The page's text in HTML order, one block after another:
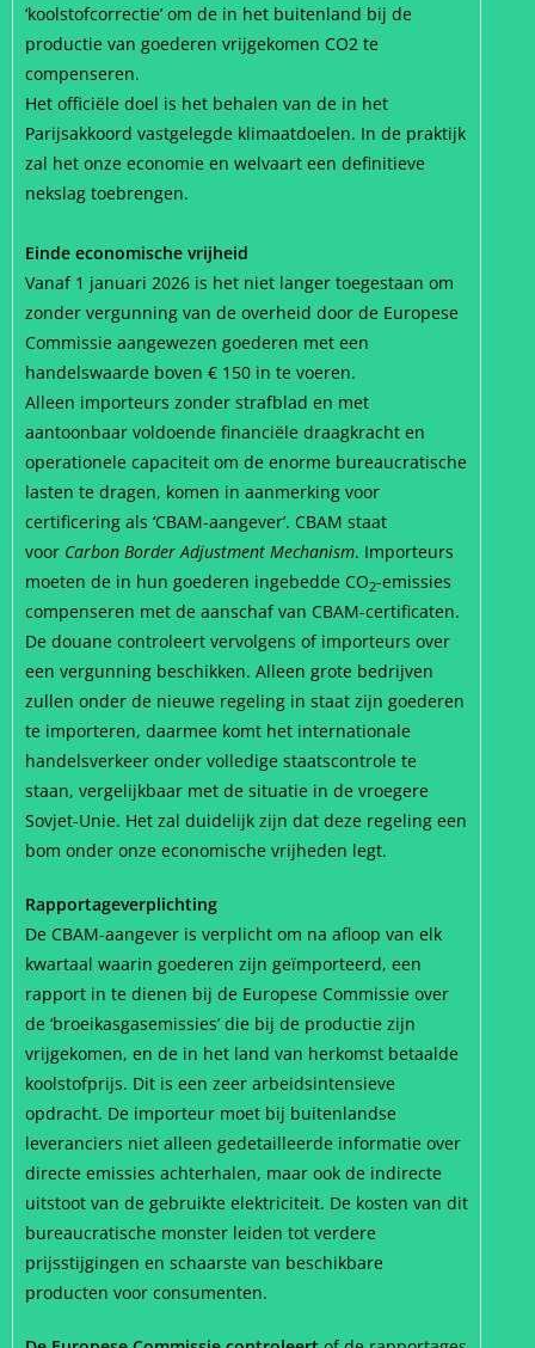
‘koolstofcorrectie’ om de in het buitenland bij de
productie van goederen vrijgekomen CO2 te
compenseren.
Het officiële doel is het behalen van de in het
Parijsakkoord vastgelegde klimaatdoelen. In de praktijk
zal het onze economie en welvaart een definitieve
nekslag toebrengen.
Einde economische vrijheid
Vanaf 1 januari 2026 is het niet langer toegestaan om
zonder vergunning van de overheid door de Europese
Commissie aangewezen goederen met een
handelswaarde boven € 150 in te voeren.
Alleen importeurs zonder strafblad en met
aantoonbaar voldoende financiële draagkracht en
operationele capaciteit om de enorme bureaucratische
lasten te dragen, komen in aanmerking voor
certificering als ‘CBAM-aangever’. CBAM staat
voor Carbon Border Adjustment Mechanism. Importeurs
moeten de in hun goederen ingebedde CO2-emissies
compenseren met de aanschaf van CBAM-certificaten.
De douane controleert vervolgens of importeurs over
een vergunning beschikken. Alleen grote bedrijven
zullen onder de nieuwe regeling in staat zijn goederen
te importeren, daarmee komt het internationale
handelsverkeer onder volledige staatscontrole te
staan, vergelijkbaar met de situatie in de vroegere
Sovjet-Unie. Het zal duidelijk zijn dat deze regeling een
bom onder onze economische vrijheden legt.
Rapportageverplichting
De CBAM-aangever is verplicht om na afloop van elk
kwartaal waarin goederen zijn geïmporteerd, een
rapport in te dienen bij de Europese Commissie over
de ‘broeikasgasemissies’ die bij de productie zijn
vrijgekomen, en de in het land van herkomst betaalde
koolstofprijs. Dit is een zeer arbeidsintensieve
opdracht. De importeur moet bij buitenlandse
leveranciers niet alleen gedetailleerde informatie over
directe emissies achterhalen, maar ook de indirecte
uitstoot van de gebruikte elektriciteit. De kosten van dit
bureaucratische monster leiden tot verdere
prijsstijgingen en schaarste van beschikbare
producten voor consumenten.